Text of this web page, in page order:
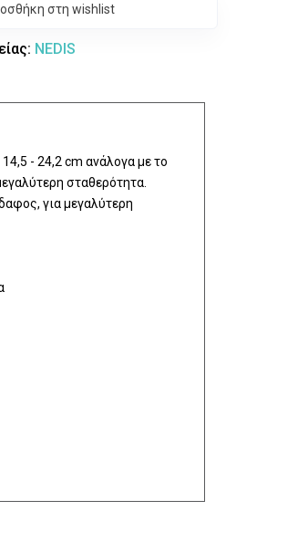
στη wishlist
NEDIS
- 24,2 cm ανάλογα με το
σταθερότητα.
για μεγαλύτερη